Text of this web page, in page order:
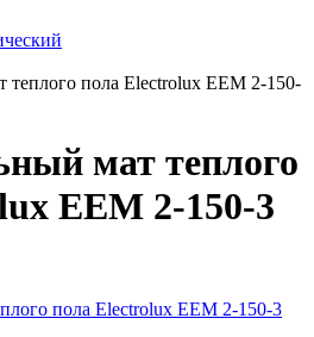
теплого пола Electrolux EEM 2-150-
мат теплого
EEM 2-150-3